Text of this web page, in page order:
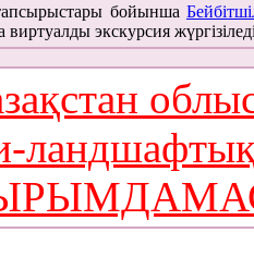
бойынша
виртуалды экскурсия